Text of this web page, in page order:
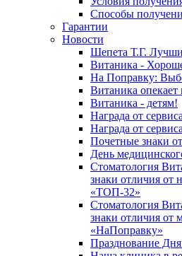
Способы
Гарантии
Новости
Шепета Т.Г.
Витаника -
На Поправку:
Витаника
Витаника - детям!
Награда от
Награда от
Почетные знаки
День
Стоматология
знаки отличия от
«ТОП-32»
Стоматология
знаки отличия от
«НаПоправку»
Празднование